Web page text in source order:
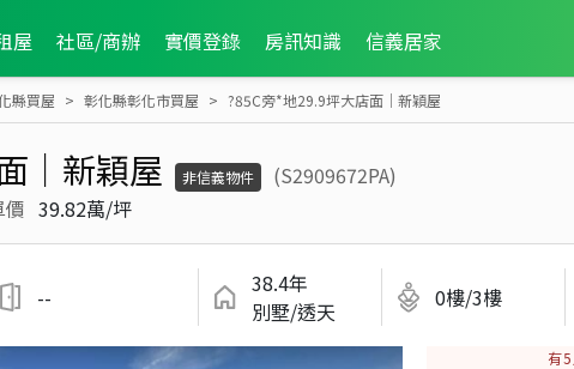
屋 社區/商辦 實價登錄 房訊知識 信義居家
縣買屋 彰化縣彰化市買屋 ?85C旁*地29.9坪大店面｜新穎屋
｜新穎屋 非信義物件
(S2909672PA)
價 39.82萬/坪
--
38.4年
別墅/透天
0樓/3樓
有5